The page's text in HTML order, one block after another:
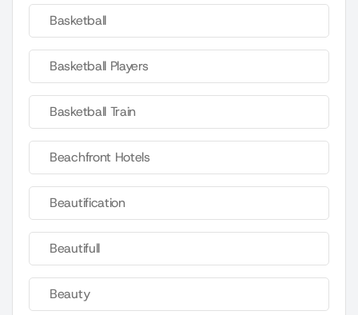
Basketball
Basketball Players
Basketball Train
Beachfront Hotels
Beautification
Beautifull
Beauty